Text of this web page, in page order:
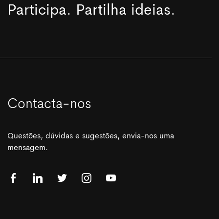
Participa. Partilha ideias.
Contacta-nos
Questões, dúvidas e sugestões, envia-nos uma
mensagem.